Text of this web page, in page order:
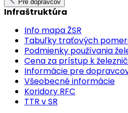
Pre dopravcov
Infraštruktúra
Info mapa ŽSR
Tabuľky traťových
Podmienky používania
Cena za prístup k
Informácie pre
Všeobecné informácie
Koridory RFC
TTR v SR